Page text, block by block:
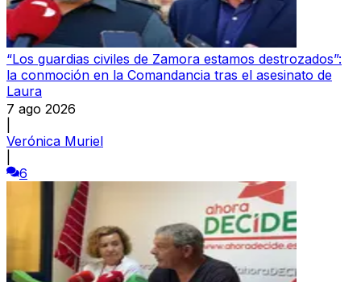
“Los guardias civiles de Zamora estamos destrozados”:
la conmoción en la Comandancia tras el asesinato de
Laura
7 ago 2026
Verónica Muriel
6